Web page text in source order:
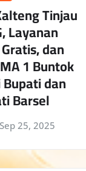
Tinjau
Layanan
dan
1 Buntok
dan
Barsel
Sep 25, 2025